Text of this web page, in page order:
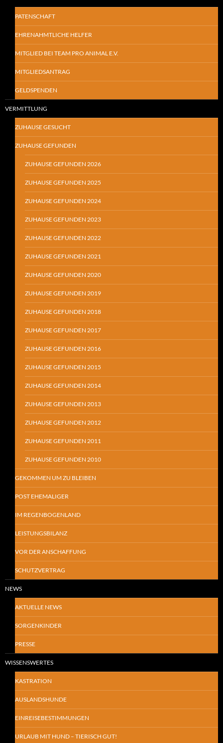
PATENSCHAFT
EHRENAHMTLICHE HELFER
MITGLIED BEI TEAM PRO ANIMAL E.V.
MITGLIEDSANTRAG
GELDSPENDEN
VERMITTLUNG
ZUHAUSE GESUCHT
ZUHAUSE GEFUNDEN
ZUHAUSE GEFUNDEN 2026
ZUHAUSE GEFUNDEN 2025
ZUHAUSE GEFUNDEN 2024
ZUHAUSE GEFUNDEN 2023
ZUHAUSE GEFUNDEN 2022
ZUHAUSE GEFUNDEN 2021
ZUHAUSE GEFUNDEN 2020
ZUHAUSE GEFUNDEN 2019
ZUHAUSE GEFUNDEN 2018
ZUHAUSE GEFUNDEN 2017
ZUHAUSE GEFUNDEN 2016
ZUHAUSE GEFUNDEN 2015
ZUHAUSE GEFUNDEN 2014
ZUHAUSE GEFUNDEN 2013
ZUHAUSE GEFUNDEN 2012
ZUHAUSE GEFUNDEN 2011
ZUHAUSE GEFUNDEN 2010
GEKOMMEN UM ZU BLEIBEN
POST EHEMALIGER
IM REGENBOGENLAND
LEISTUNGSBILANZ
VOR DER ANSCHAFFUNG
SCHUTZVERTRAG
NEWS
AKTUELLE NEWS
SORGENKINDER
PRESSE
WISSENSWERTES
KASTRATION
AUSLANDSHUNDE
EINREISEBESTIMMUNGEN
URLAUB MIT HUND – TIERISCH GUT!